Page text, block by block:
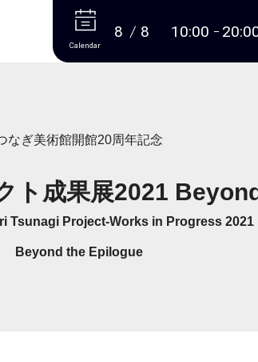
More
Calendar
8 8 10:00
なぎ美術館開館20周年記念
ト成果展2021
Tsunagi Project-Works in Progress 2021
Beyond the Epilogue